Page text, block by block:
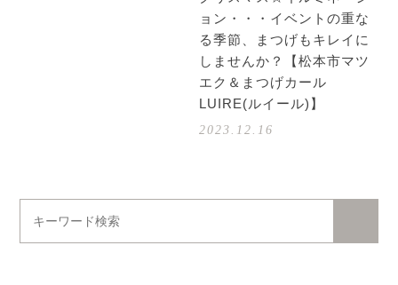
ョン・・・イベントの重な
る季節、まつげもキレイに
しませんか？【松本市マツ
エク＆まつげカール
LUIRE(ルイール)】
2023.12.16